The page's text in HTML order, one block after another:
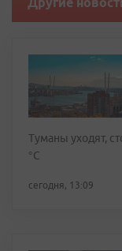
Туманы уходят,
°С
сегодня, 13:09